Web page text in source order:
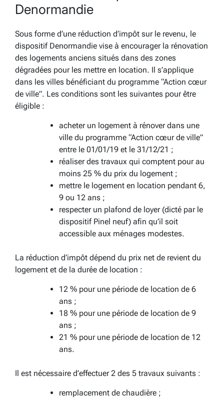
Denormandie
Sous forme d’une réduction d’impôt sur le revenu, le
dispositif Denormandie vise à encourager la rénovation
des logements anciens situés dans des zones
dégradées pour les mettre en location. Il s’applique
dans les villes bénéficiant du programme “Action cœur
de ville”. Les conditions sont les suivantes pour être
éligible :
acheter un logement à rénover dans une
ville du programme “Action cœur de ville”
entre le 01/01/19 et le 31/12/21 ;
réaliser des travaux qui comptent pour au
moins 25 % du prix du logement ;
mettre le logement en location pendant 6,
9 ou 12 ans ;
respecter un plafond de loyer (dicté par le
dispositif Pinel neuf) afin qu’il soit
accessible aux ménages modestes.
La réduction d’impôt dépend du prix net de revient du
logement et de la durée de location :
12 % pour une période de location de 6
ans ;
18 % pour une période de location de 9
ans ;
21 % pour une période de location de 12
ans.
Il est nécessaire d’effectuer 2 des 5 travaux suivants :
remplacement de chaudière ;